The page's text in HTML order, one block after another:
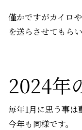
僅かですがカイロ
を送らさせてもらい
2024年
毎年1月に思う事は
今年も同様です。